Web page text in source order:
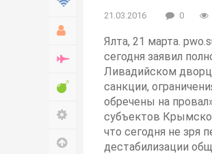
Война
Развлечение
Настройки
Наверх
21.03.2016 0
Ялта, 21 марта.
сегодня заявил
Ливадийском
санкции,
обречены на
субъектов
что сегодня не зря
дестабилизации